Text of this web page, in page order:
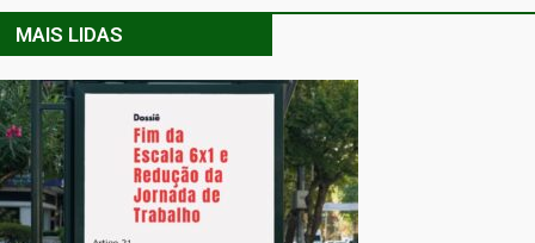
MAIS LIDAS